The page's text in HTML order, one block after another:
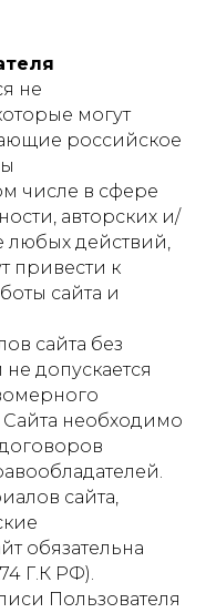
не
могут
российское
числе в сфере
авторских и/
любых действий,
привести к
сайта и
сайта без
допускается
необходимо
сайта,
обязательна
Г.К РФ).
Пользователя